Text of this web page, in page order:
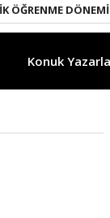
DÖNEMI
Konuk